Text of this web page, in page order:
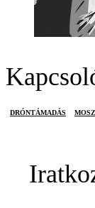
DRÓNTÁMADÁS